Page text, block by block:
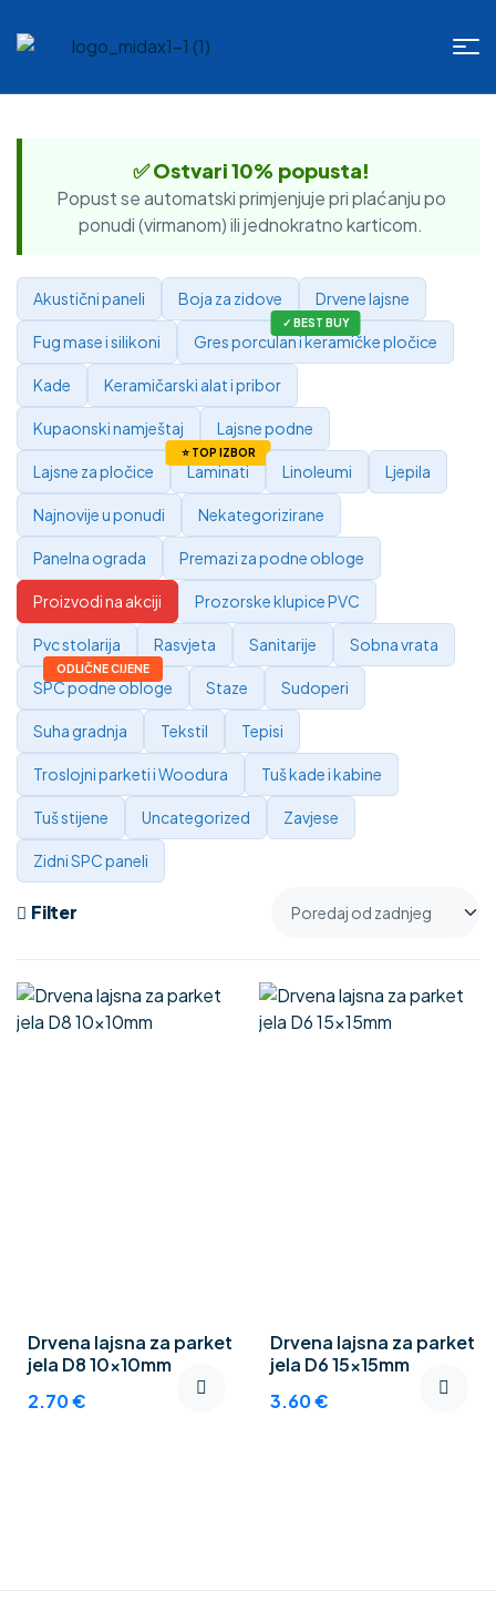
✅ Ostvari 10% popusta!
Popust se automatski primjenjuje pri plaćanju po
ponudi (virmanom) ili jednokratno karticom.
Akustični paneli Boja za zidove Drvene lajsne
Fug mase i silikoni Gres porculan i keramičke pločice
Kade Keramičarski alat i pribor
Kupaonski namještaj Lajsne podne
Lajsne za pločice Laminati Linoleumi Ljepila
Najnovije u ponudi Nekategorizirane
Panelna ograda Premazi za podne obloge
Proizvodi na akciji Prozorske klupice PVC
Pvc stolarija Rasvjeta Sanitarije Sobna vrata
SPC podne obloge Staze Sudoperi
Suha gradnja Tekstil Tepisi
Troslojni parketi i Woodura Tuš kade i kabine
Tuš stijene Uncategorized Zavjese
Zidni SPC paneli
Filter
Drvena lajsna za parket
jela D8 10x10mm
2.70€
Drvena lajsna za parket
jela D6 15x15mm
3.60€